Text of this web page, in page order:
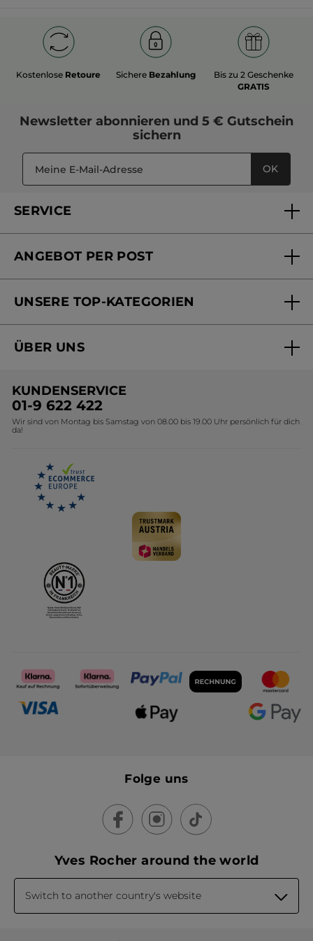
Kostenlose Retoure Sichere Bezahlung
Bis zu 2 Geschenke
GRATIS
Newsletter abonnieren und 5 € Gutschein
sichern
OK
SERVICE
Mein Konto
Online Preisliste
ANGEBOT PER POST
Versandhandel Preisliste
UNSERE TOP-KATEGORIEN
Black Friday Yves Rocher
Geschenkideen Yves Rocher
Kollektion Monoi Yves Rocher
ÜBER UNS
Umweltstiftung YR
Affiliate Programm
KUNDENSERVICE
01-9 622 422
Wir sind von Montag bis Samstag von 08.00 bis 19.00 Uhr persönlich für dich
da!
Folge uns
Yves Rocher around the world
Switch to another country's website